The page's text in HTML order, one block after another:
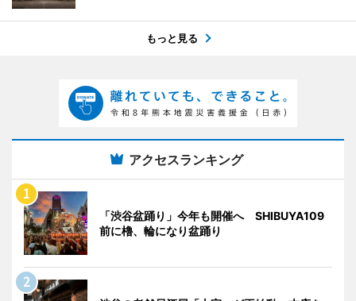
もっと見る
アクセスランキング
「渋谷盆踊り」今年も開催へ SHIBUYA109
前に櫓、輪になり盆踊り